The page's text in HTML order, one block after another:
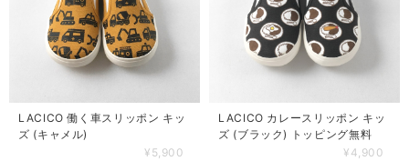
LACICO 働く車スリッポン キッ
ズ (キャメル)
¥5,900
LACICO カレースリッポン キッ
ズ (ブラック) トッピング無料
¥4,900